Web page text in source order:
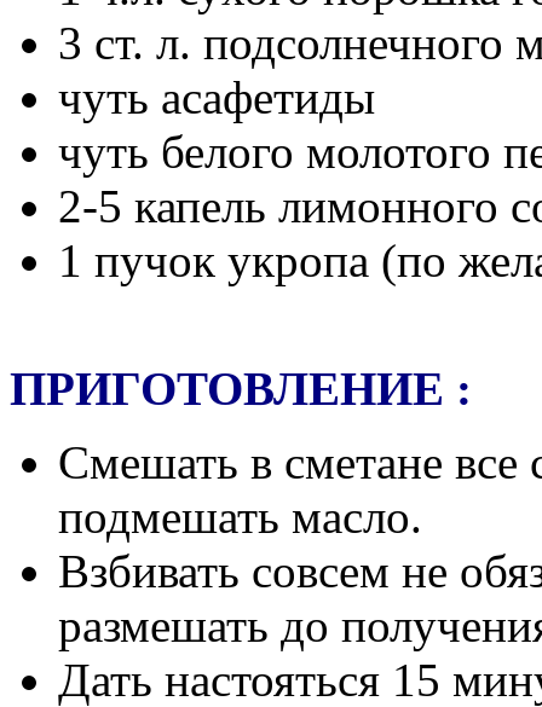
3 ст. л. подсолнечного
чуть асафетиды
чуть белого молотого
2-5 капель лимонного
1 пучок укропа (по
ПРИГОТОВЛЕНИЕ :
Смешать в сметане все
подмешать масло.
Взбивать совсем не
размешать до
Дать настояться 15